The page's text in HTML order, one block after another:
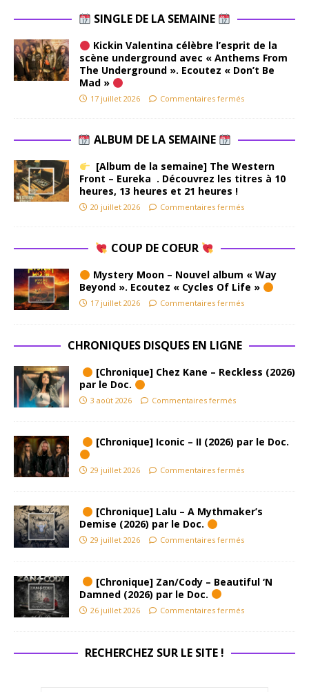
SINGLE DE LA SEMAINE
Kickin Valentina célèbre l’esprit de la
scène underground avec « Anthems From
The Underground ». Ecoutez « Don’t Be
Mad »
17 juillet 2026 Commentaires fermés
ALBUM DE LA SEMAINE
[Album de la semaine] The Western
Front – Eureka . Découvrez les titres à 10
heures, 13 heures et 21 heures !
20 juillet 2026 Commentaires fermés
COUP DE COEUR
Mystery Moon – Nouvel album « Way
Beyond ». Ecoutez « Cycles Of Life »
17 juillet 2026 Commentaires fermés
CHRONIQUES DISQUES EN LIGNE
[Chronique] Chez Kane – Reckless (2026)
par le Doc.
3 août 2026 Commentaires fermés
[Chronique] Iconic – II (2026) par le Doc.
29 juillet 2026 Commentaires fermés
[Chronique] Lalu – A Mythmaker’s
Demise (2026) par le Doc.
29 juillet 2026 Commentaires fermés
[Chronique] Zan/Cody – Beautiful ‘N
Damned (2026) par le Doc.
26 juillet 2026 Commentaires fermés
RECHERCHEZ SUR LE SITE !